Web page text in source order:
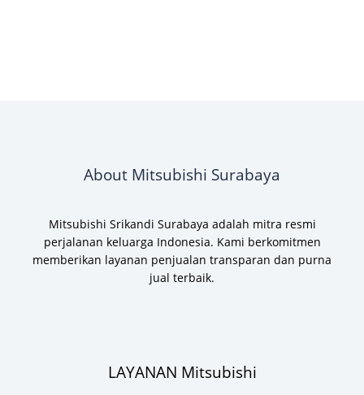
About Mitsubishi Surabaya
Mitsubishi Srikandi Surabaya adalah mitra resmi
perjalanan keluarga Indonesia. Kami berkomitmen
memberikan layanan penjualan transparan dan purna
jual terbaik.
LAYANAN Mitsubishi